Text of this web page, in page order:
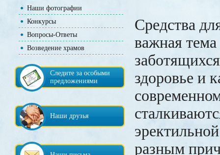
Наши фотографии
Конкурсы
Вопросы-Ответы
Возведение храмов
Следите за особыми
предложениями
Наши друзья
Средства
важная
здоровье и
разным